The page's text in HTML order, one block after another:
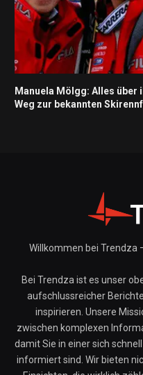
Manuela Mölgg: Alles über
Weg zur bekannten
Willkommen bei Trendza
Bei Trendza ist es unser
aufschlussreicher
inspirieren. Unsere
zwischen komplexen
damit Sie in einer sich
informiert sind. Wir bieten